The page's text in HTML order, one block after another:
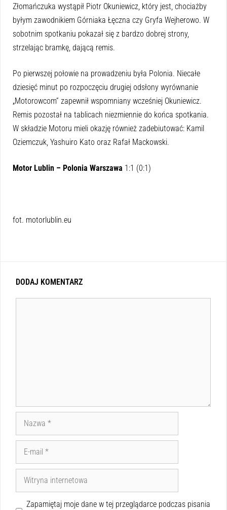
Złomańczuka wystąpił Piotr Okuniewicz, który jest, chociażby
byłym zawodnikiem Górniaka Łęczna czy Gryfa Wejherowo. W
sobotnim spotkaniu pokazał się z bardzo dobrej strony,
strzelając bramkę, dającą remis.
Po pierwszej połowie na prowadzeniu była Polonia. Niecałe
dziesięć minut po rozpoczęciu drugiej odsłony wyrównanie
„Motorowcom” zapewnił wspomniany wcześniej Okuniewicz.
Remis pozostał na tablicach niezmiennie do końca spotkania.
W składzie Motoru mieli okazję również zadebiutować: Kamil
Oziemczuk, Yashuiro Kato oraz Rafał Mackowski.
Motor Lublin – Polonia Warszawa 1:1 (0:1)
fot. motorlublin.eu
DODAJ KOMENTARZ
Zapamiętaj moje dane w tej przeglądarce podczas pisania